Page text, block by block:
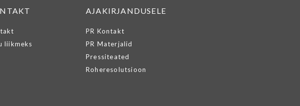
liikmeks
AJAKIRJANDUSELE
PR Kontakt
PR Materjalid
Pressiteated
Roheresolutsioon